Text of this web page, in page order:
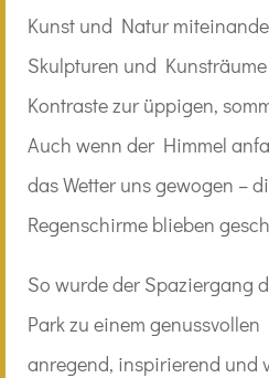
Kunst und Natur
Skulpturen und
Kontraste zur üppigen,
Auch wenn der Himmel
das Wetter uns gewogen –
Regenschirme blieben
So wurde der Spaziergang
Park zu einem
anregend, inspirierend und